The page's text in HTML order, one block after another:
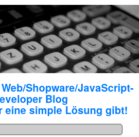
Shopware/JavaScript-
Blog
eine simple Lösung gibt!